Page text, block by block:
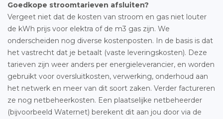
Goedkope stroomtarieven afsluiten?
Vergeet niet dat de kosten van stroom en gas niet louter
de kWh prijs voor elektra of de m3 gas zijn. We
onderscheiden nog diverse kostenposten. In de basis is dat
het vastrecht dat je betaalt (vaste leveringskosten). Deze
tarieven zijn weer anders per energieleverancier, en worden
gebruikt voor oversluitkosten, verwerking, onderhoud aan
het netwerk en meer van dit soort zaken. Verder factureren
ze nog netbeheerkosten. Een plaatselijke netbeheerder
(bijvoorbeeld Waternet) berekent dit aan jou door via de